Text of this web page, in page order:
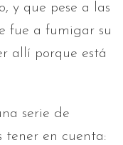
y que pese a las
fue a fumigar su
allí porque está
serie de
tener en cuenta: